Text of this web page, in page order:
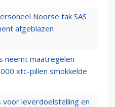
Noorse tak SAS
afgeblazen
neemt maatregelen
xtc-pillen smokkelde
voor leverdoelstelling en